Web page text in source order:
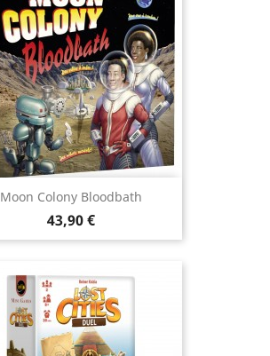
Moon Colony Bloodbath
Prix
43,90 €